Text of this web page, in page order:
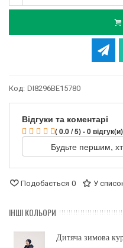
Код: DI8296BE15780
Відгуки та коментарі
( 0.0 / 5) - 0 відгук(и)
Будьте першим,
Подобається 0 У
ІНШІ КОЛЬОРИ
Дитяча зимова